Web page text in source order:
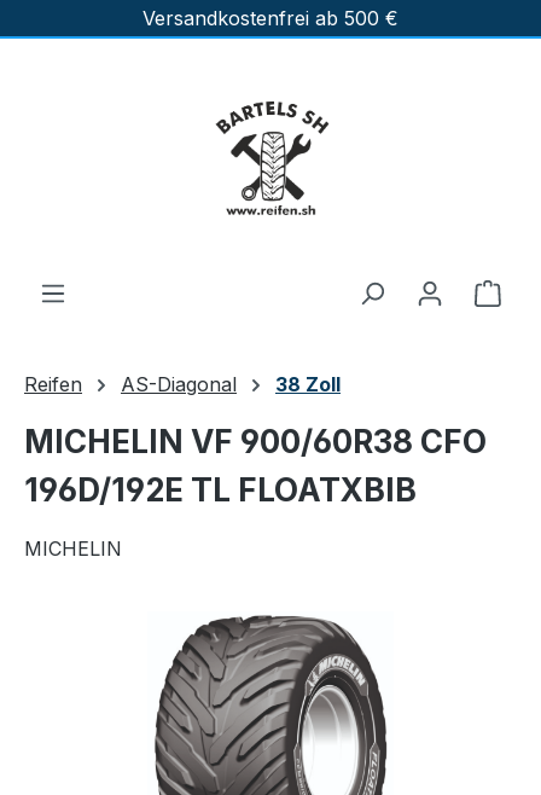
Zum Hauptinhalt springenVersandkostenfrei ab 500 €
Reifen AS-Diagonal 38 Zoll
MICHELIN VF 900/60R38 CFO
196D/192E TL FLOATXBIB
MICHELIN
Bildergalerie überspringen